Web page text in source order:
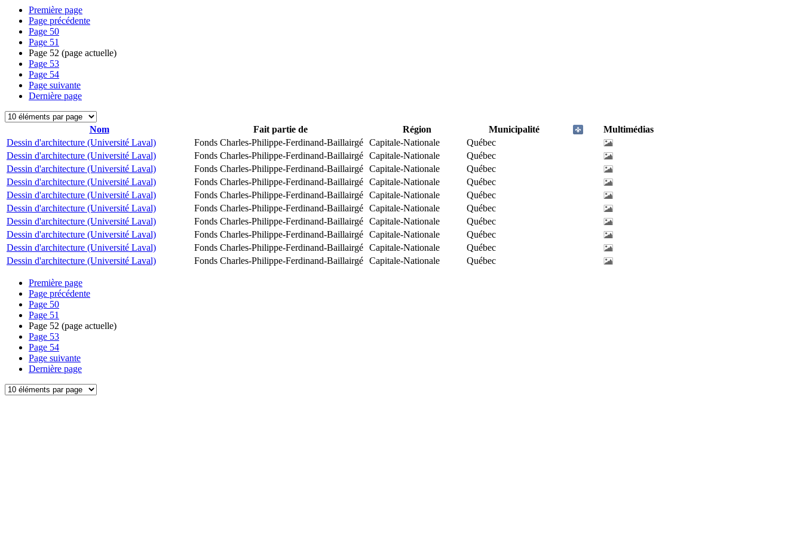
Première page
Page précédente
Page 50
Page 51
Page 52 (page actuelle)
Page 53
Page 54
Page suivante
Dernière page
Nom Fait partie de Région Municipalité
Multimédias
Dessin d'architecture (Université Laval)
Fonds Charles-Philippe-Ferdinand-Baillairgé Capitale-Nationale
Québec
Dessin d'architecture (Université Laval)
Fonds Charles-Philippe-Ferdinand-Baillairgé Capitale-Nationale
Québec
Dessin d'architecture (Université Laval)
Fonds Charles-Philippe-Ferdinand-Baillairgé Capitale-Nationale
Québec
Dessin d'architecture (Université Laval)
Fonds Charles-Philippe-Ferdinand-Baillairgé Capitale-Nationale
Québec
Dessin d'architecture (Université Laval)
Fonds Charles-Philippe-Ferdinand-Baillairgé Capitale-Nationale
Québec
Dessin d'architecture (Université Laval)
Fonds Charles-Philippe-Ferdinand-Baillairgé Capitale-Nationale
Québec
Dessin d'architecture (Université Laval)
Fonds Charles-Philippe-Ferdinand-Baillairgé Capitale-Nationale
Québec
Dessin d'architecture (Université Laval)
Fonds Charles-Philippe-Ferdinand-Baillairgé Capitale-Nationale
Québec
Dessin d'architecture (Université Laval)
Fonds Charles-Philippe-Ferdinand-Baillairgé Capitale-Nationale
Québec
Dessin d'architecture (Université Laval)
Fonds Charles-Philippe-Ferdinand-Baillairgé Capitale-Nationale Québec
Première page
Page précédente
Page 50
Page 51
Page 52 (page actuelle)
Page 53
Page 54
Page suivante
Dernière page